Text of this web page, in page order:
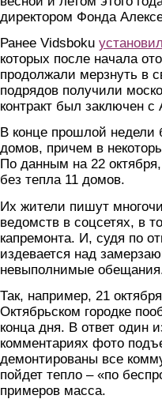
директором Фонда
Ранее Vidsboku установил
которых после начала
продолжали мерзнуть в
подрядов получили
контракт был заключен
В конце прошлой недели
домов, причем в
По данным на 22
без тепла 11 домов.
Их жители пишут
ведомств в соцсетях, в
капремонта. И, судя по
издевается над
невыполнимые
Так, например, 21
Октябрьском городке
конца дня. В ответ один
комментариях фото
демонтированы все
пойдет тепло – «по
примеров масса.